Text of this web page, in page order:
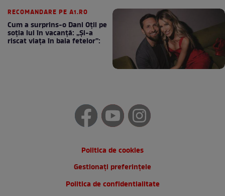
RECOMANDARE PE A1.RO
Cum a surprins-o Dani Oțil pe
soția lui în vacanță: „Și-a
riscat viața în baia fetelor”:
Politica de cookies
Gestionați preferințele
Politica de confidentialitate